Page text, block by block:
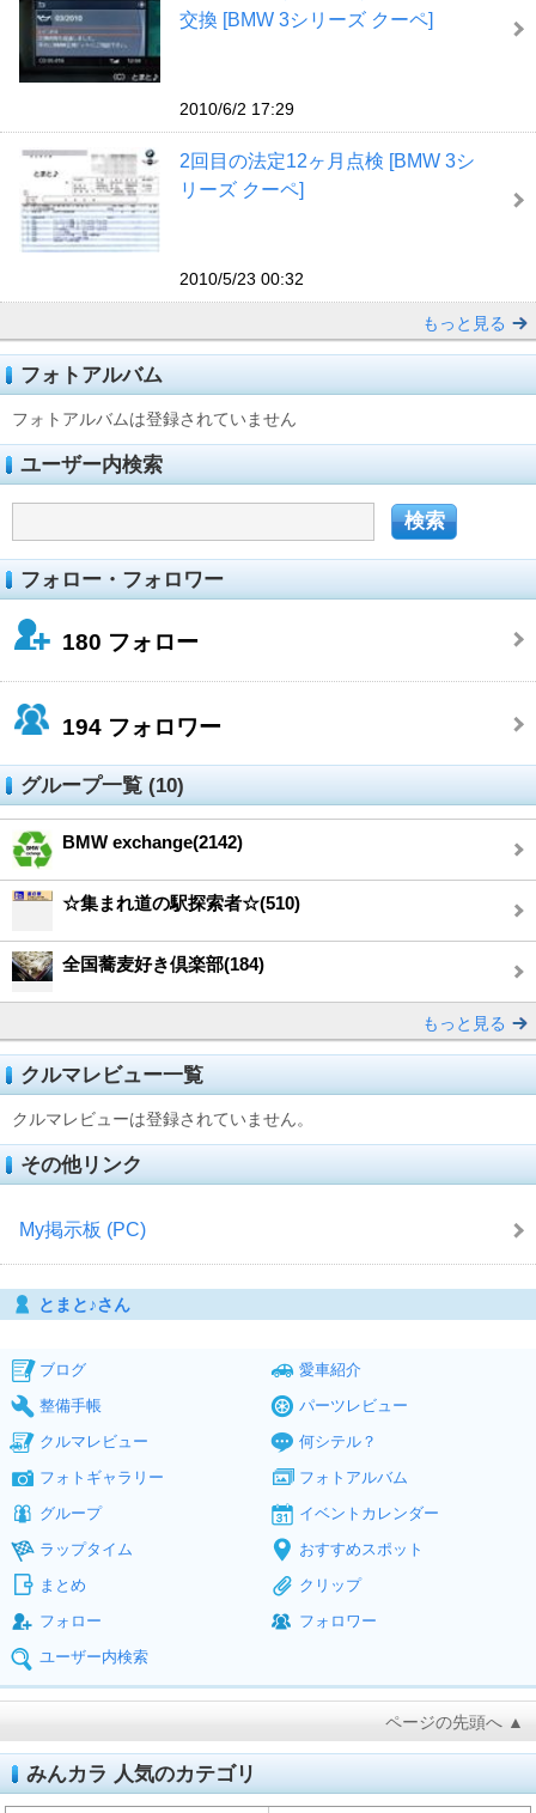
交換 [BMW 3シリーズ クーペ]
2010/6/2 17:29
2回目の法定12ヶ月点検 [BMW 3シ
リーズ クーペ]
2010/5/23 00:32
もっと見る
フォトアルバム
フォトアルバムは登録されていません
ユーザー内検索
フォロー・フォロワー
180 フォロー
194 フォロワー
グループ一覧 (10)
BMW exchange(2142)
☆集まれ道の駅探索者☆(510)
全国蕎麦好き倶楽部(184)
もっと見る
クルマレビュー一覧
クルマレビューは登録されていません。
その他リンク
My掲示板 (PC)
とまと♪さん
ブログ
愛車紹介
整備手帳
パーツレビュー
クルマレビュー
何シテル？
フォトギャラリー
フォトアルバム
グループ
イベントカレンダー
ラップタイム
おすすめスポット
まとめ
クリップ
フォロー
フォロワー
ユーザー内検索
ページの先頭へ ▲
みんカラ 人気のカテゴリ